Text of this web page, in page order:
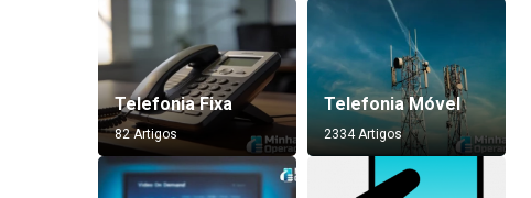
Telefonia Fixa
82 Artigos
Telefonia Móvel
2334 Artigos